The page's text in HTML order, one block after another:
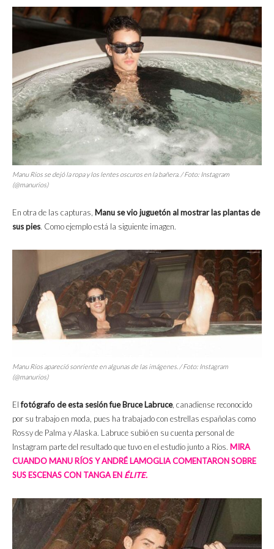
Manu Ríos se dejó la ropa y los lentes oscuros en la bañera. / Foto: Instagram
(@manurios)
En otra de las capturas, Manu se vio juguetón al mostrar las plantas de
sus pies. Como ejemplo está la siguiente imagen.
Manu Ríos apareció sonriente en algunas de las imágenes. / Foto: Instagram
(@manurios)
Elfotógrafo de esta sesión fue Bruce Labruce, canadiense reconocido
por su trabajo en moda, pues ha trabajado con estrellas españolas como
Rossy de Palma y Alaska. Labruce subió en su cuenta personal de
Instagram parte del resultado que tuvo en el estudio junto a Ríos. MIRA
CUANDO MANU RÍOS Y ANDRÉ LAMOGLIA COMENTARON SOBRE
SUS ESCENAS CON TANGA EN ÉLITE.